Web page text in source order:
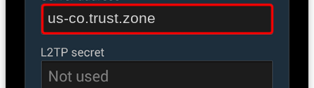
us-co.trust.zone